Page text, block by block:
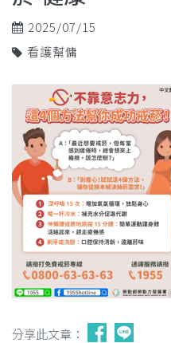
2025/07/15
看護幫傭
分享此文章：